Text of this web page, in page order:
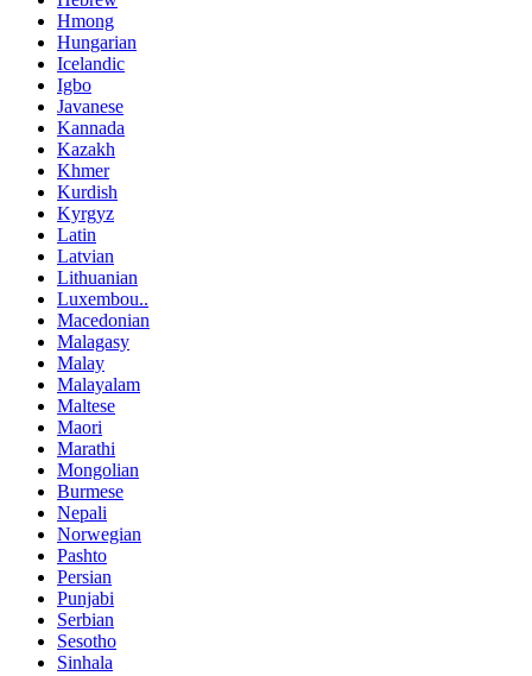
Hmong
Hungarian
Icelandic
Igbo
Javanese
Kannada
Kazakh
Khmer
Kurdish
Kyrgyz
Latin
Latvian
Lithuanian
Luxembou..
Macedonian
Malagasy
Malay
Malayalam
Maltese
Maori
Marathi
Mongolian
Burmese
Nepali
Norwegian
Pashto
Persian
Punjabi
Serbian
Sesotho
Sinhala